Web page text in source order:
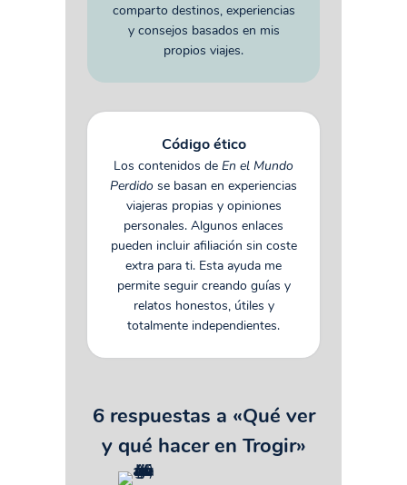
comparto destinos, experiencias
y consejos basados en mis
propios viajes.
Código ético
Los contenidos de En el Mundo
Perdido se basan en experiencias
viajeras propias y opiniones
personales. Algunos enlaces
pueden incluir afiliación sin coste
extra para ti. Esta ayuda me
permite seguir creando guías y
relatos honestos, útiles y
totalmente independientes.
6 respuestas a «Qué ver
y qué hacer en Trogir»